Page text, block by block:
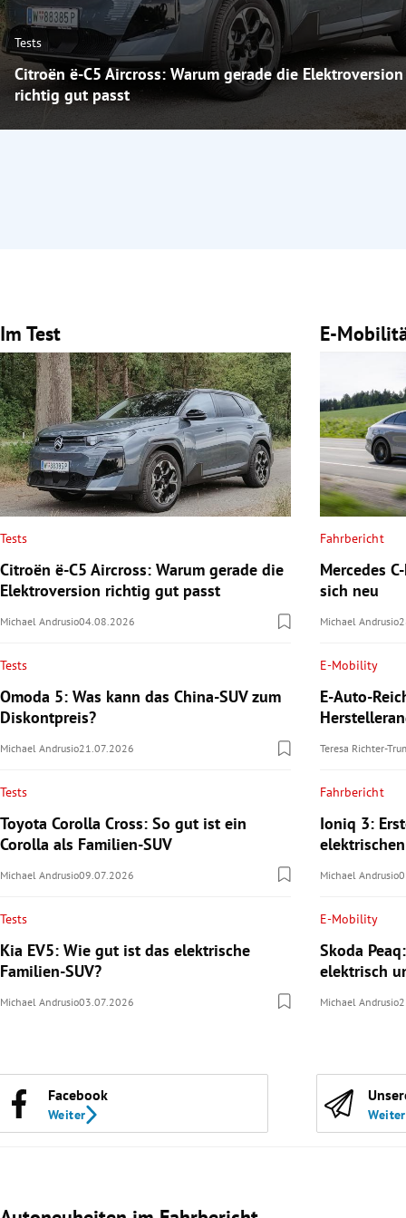
Tests
Citroën ë-C5 Aircross: Warum gerade die Elektroversion
richtig gut passt
Im Test
Tests
Citroën ë-C5 Aircross: Warum gerade die
Elektroversion richtig gut passt
Michael Andrusio04.08.2026
Tests
Omoda 5: Was kann das China-SUV zum
Diskontpreis?
Michael Andrusio21.07.2026
Tests
Toyota Corolla Cross: So gut ist ein
Corolla als Familien-SUV
Michael Andrusio09.07.2026
Tests
Kia EV5: Wie gut ist das elektrische
Familien-SUV?
Michael Andrusio03.07.2026
E-
Fahrbericht
Mercedes
sich neu
Michael Andrusio
E-Mobility
E-Auto-
Teresa Richter-
Fahrbericht
Ioniq 3:
Michael Andrusio
E-Mobility
Skoda
elektrisch
Michael Andrusio
Facebook
Weiter Weiter